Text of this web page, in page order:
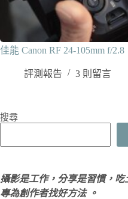
佳能 Canon RF 24-105mm f/
評測報告 3 則留言
搜尋
攝影是工作，分享是習慣，吃
專為創作者找好方法 。